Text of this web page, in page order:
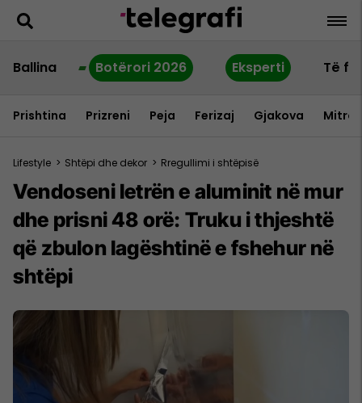
Ballina Botërori 2026 Eksperti Të
Prishtina Prizreni Peja Ferizaj Gjakova
Lifestyle > Shtëpi dhe dekor > Rregullimi i shtëpisë
Vendoseni letrën e aluminit në mur
dhe prisni 48 orë: Truku i thjeshtë
që zbulon lagështinë e fshehur në
shtëpi